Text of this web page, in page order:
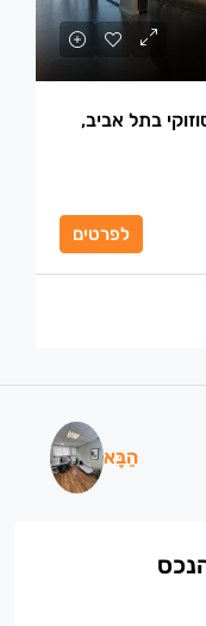
סוזוקי בתל אביב,
לפרטים
הַבָּא